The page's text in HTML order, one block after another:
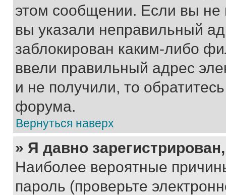
этом сообщении. Если вы
вы указали неправильный
заблокирован каким-либо
ввели правильный адрес
и не получили, то
форума.
Вернуться наверх
» Я давно
Наиболее вероятные
пароль (проверьте